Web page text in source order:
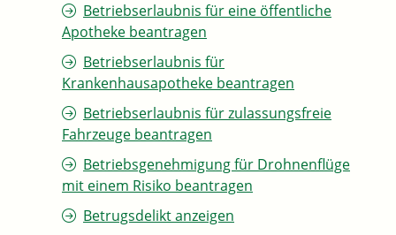
Betriebserlaubnis für eine öffentliche
Apotheke beantragen
Betriebserlaubnis für
Krankenhausapotheke beantragen
Betriebserlaubnis für zulassungsfreie
Fahrzeuge beantragen
Betriebsgenehmigung für Drohnenflüge
mit einem Risiko beantragen
Betrugsdelikt anzeigen